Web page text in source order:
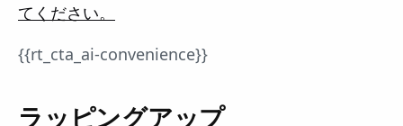
てください。
{{rt_cta_ai-convenience}}
ラッピングアップ